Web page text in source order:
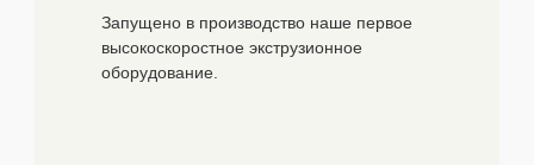
Запущено в производство наше первое
высокоскоростное экструзионное
оборудование.